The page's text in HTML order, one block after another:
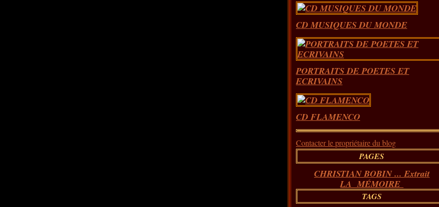
CD MUSIQUES DU MONDE
PORTRAITS DE POETES ET
ECRIVAINS
CD FLAMENCO
Contacter le propriétaire du blog
PAGES
CHRISTIAN BOBIN ... Extrait
LA MÉMOIRE
TAGS